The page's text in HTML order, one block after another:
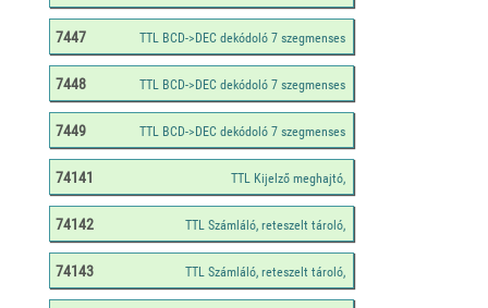
7447
7448
7449
74141
74142
74143